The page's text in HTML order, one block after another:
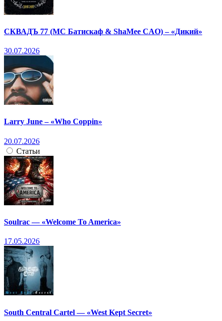
СКВАДЪ 77 (МС Батискаф & ShaMee CAO) – «Дикий»
30.07.2026
Larry June – «Who Coppin»
20.07.2026
Статьи
Soulrac — «Welcome To America»
17.05.2026
South Central Cartel — «West Kept Secret»